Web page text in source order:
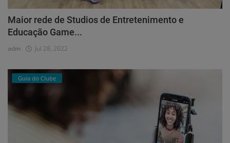
Maior rede de Studios de Entretenimento e
Educação Game...
adm Jul 28, 2022
Guia do Clube